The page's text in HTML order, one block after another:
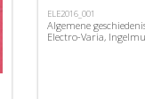
ELE2016_001
Algemene
Electro-Varia,